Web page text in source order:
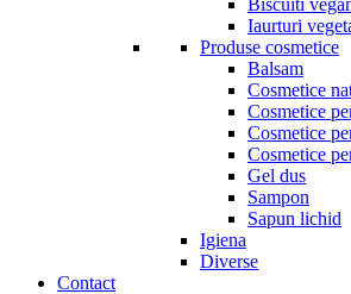
Biscuiti
Iaurturi
Produse cosmetice
Balsam
Cosmetice
Cosmetice
Cosmetice
Cosmetice
Gel dus
Sampon
Sapun lichid
Igiena
Diverse
Contact